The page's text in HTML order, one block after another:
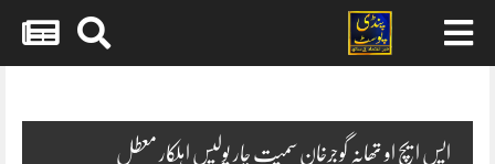
ایس ایچ او تھانہ گوجرخان سمیت چار پولیس اہلکار معطل